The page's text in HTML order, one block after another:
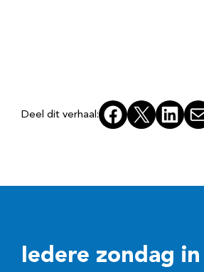
Deel dit verhaal: Facebook
X LinkedIn
E-
Iedere zondag